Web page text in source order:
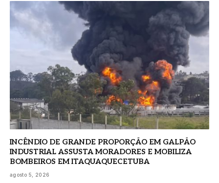
INCÊNDIO DE GRANDE PROPORÇÃO EM GALPÃO
INDUSTRIAL ASSUSTA MORADORES E MOBILIZA
BOMBEIROS EM ITAQUAQUECETUBA
agosto 5, 2026